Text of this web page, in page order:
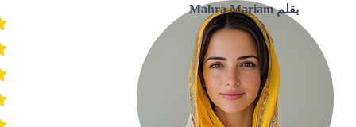
بقلم Mahra Mariam